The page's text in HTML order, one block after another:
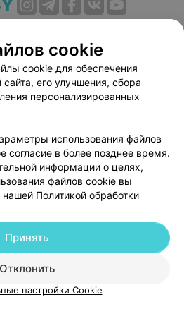
Публичный договор
Способы оплаты
Партнеры
103.by
настройки cookie
данных
cookie
cookie для обеспечения
сайта, его улучшения, сбора
персонализированных
использования файлов
согласие в более позднее время.
информации о целях,
файлов cookie вы
нашей Политикой обработки
Отклонить
Принять
настройки Cookie